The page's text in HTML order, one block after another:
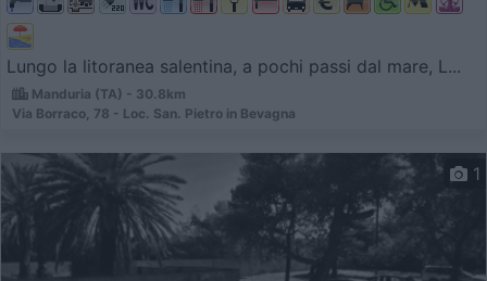
Lungo la litoranea salentina, a pochi passi dal mare, L...
Manduria (TA) - 30.8km
Via Borraco, 78 - Loc. San. Pietro in Bevagna
1